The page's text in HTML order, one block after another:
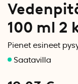
100 ml 2
Pienet esineet